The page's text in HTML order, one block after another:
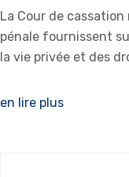
La Cour de
pénale fournissent
la vie privée et des
en lire plus